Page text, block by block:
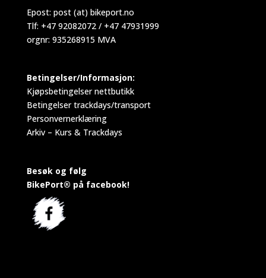
Epost: post (at) bikeport.no
Tlf: +47 92082072 / +47 47931999
orgnr: 935268915 MVA
Betingelser/Informasjon:
Kjøpsbetingelser nettbutikk
Betingelser trackdays/transport
Personvernerklæring
Arkiv – Kurs & Trackdays
Besøk og følg
BikePort® på facebook!